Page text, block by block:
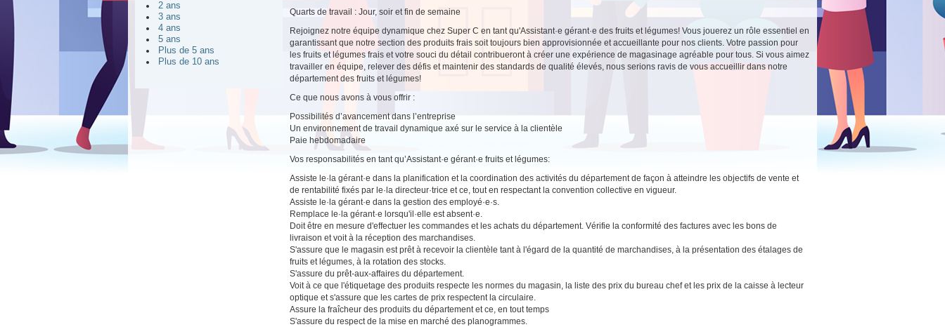
2 ans
3 ans
4 ans
5 ans
Plus de 5 ans
Plus de 10 ans
Quarts de travail : Jour, soir et fin de semaine
Rejoignez notre équipe dynamique chez Super C en tant qu'Assistant·e gérant·e des fruits et légumes! Vous jouerez un rôle essentiel en
garantissant que notre section des produits frais soit toujours bien approvisionnée et accueillante pour nos clients. Votre passion pour
les fruits et légumes frais et votre souci du détail contribueront à créer une expérience de magasinage agréable pour tous. Si vous aimez
travailler en équipe, relever des défis et maintenir des standards de qualité élevés, nous serions ravis de vous accueillir dans notre
département des fruits et légumes!
Ce que nous avons à vous offrir :
Possibilités d’avancement dans l’entreprise
Un environnement de travail dynamique axé sur le service à la clientèle
Paie hebdomadaire
Vos responsabilités en tant qu’Assistant·e gérant·e fruits et légumes:
Assiste le·la gérant·e dans la planification et la coordination des activités du département de façon à atteindre les objectifs de vente et
de rentabilité fixés par le·la directeur·trice et ce, tout en respectant la convention collective en vigueur.
Assiste le·la gérant·e dans la gestion des employé·e·s.
Remplace le·la gérant·e lorsqu'il·elle est absent·e.
Doit être en mesure d'effectuer les commandes et les achats du département. Vérifie la conformité des factures avec les bons de
livraison et voit à la réception des marchandises.
S'assure que le magasin est prêt à recevoir la clientèle tant à l'égard de la quantité de marchandises, à la présentation des étalages de
fruits et légumes, à la rotation des stocks.
S'assure du prêt-aux-affaires du département.
Voit à ce que l'étiquetage des produits respecte les normes du magasin, la liste des prix du bureau chef et les prix de la caisse à lecteur
optique et s'assure que les cartes de prix respectent la circulaire.
Assure la fraîcheur des produits du département et ce, en tout temps
S'assure du respect de la mise en marché des planogrammes.